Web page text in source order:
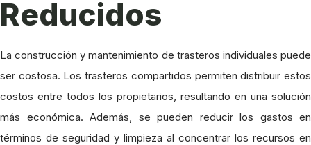
Reducidos
La construcción y mantenimiento de trasteros individuales puede
ser costosa. Los trasteros compartidos permiten distribuir estos
costos entre todos los propietarios, resultando en una solución
más económica. Además, se pueden reducir los gastos en
términos de seguridad y limpieza al concentrar los recursos en